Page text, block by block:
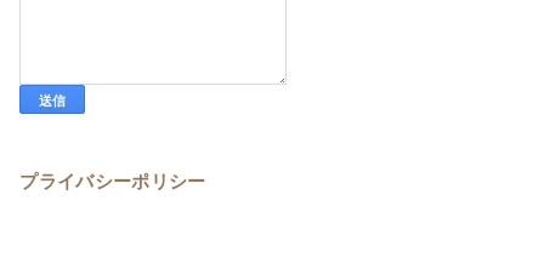
プライバシーポリシー